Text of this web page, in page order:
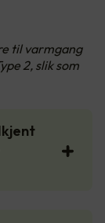
til varmgang
2, slik som